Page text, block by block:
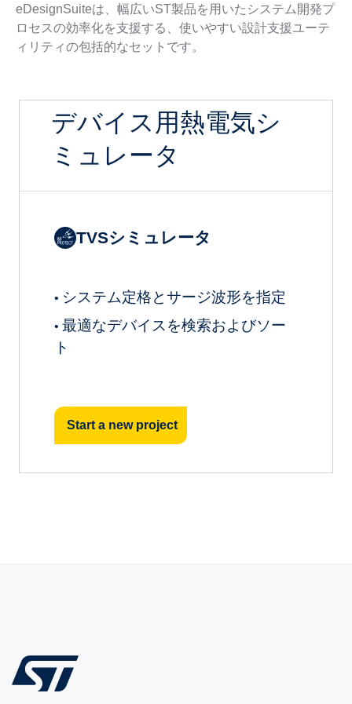
eDesignSuiteは、幅広いST製品を用いたシステム開発プ
ロセスの効率化を支援する、使いやすい設計支援ユーテ
ィリティの包括的なセットです。
デバイス用熱電気シ
ミュレータ
TVSシミュレータ
• システム定格とサージ波形を指定
• 最適なデバイスを検索およびソー
ト
Start a new project